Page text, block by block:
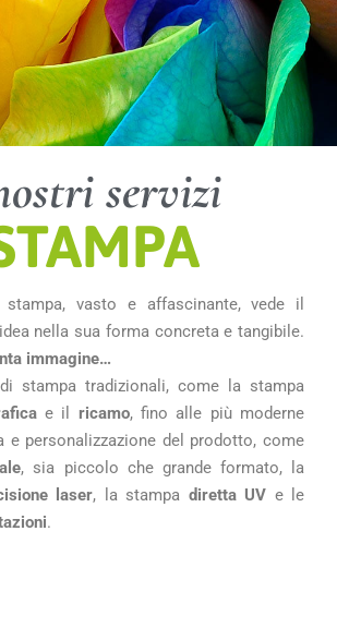
servizi
vasto e affascinante, vede il
nella sua forma concreta e tangibile.
immagine…
stampa tradizionali, come la stampa
e il ricamo, fino alle più moderne
e personalizzazione del prodotto, come
, sia piccolo che grande formato, la
laser, la stampa diretta UV e le
.